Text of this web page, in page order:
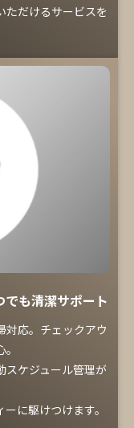
ただけるサービスを
でも清潔サポート
対応。チェックアウ
スケジュール管理が
に駆けつけます。